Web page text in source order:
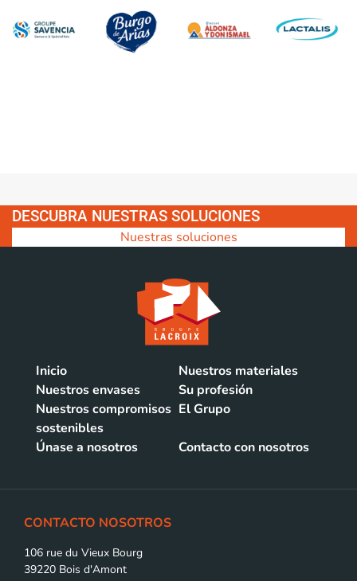
DESCUBRA NUESTRAS SOLUCIONES
Nuestras soluciones
Inicio
Nuestros materiales
Nuestros envases
Su profesión
Nuestros compromisos
sostenibles
El Grupo
Únase a nosotros Contacto con nosotros
CONTACTO NOSOTROS
106 rue du Vieux Bourg
39220 Bois d'Amont